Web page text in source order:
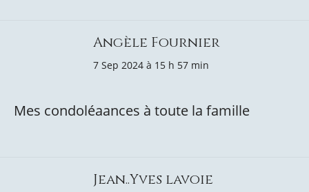
Angèle Fournier
7 Sep 2024 à 15 h 57 min
Mes condoléaances à toute la famille
Jean..Yves lavoie